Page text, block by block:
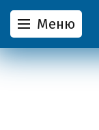
Меню